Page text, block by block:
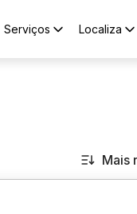
Serviços Localiza
Mais